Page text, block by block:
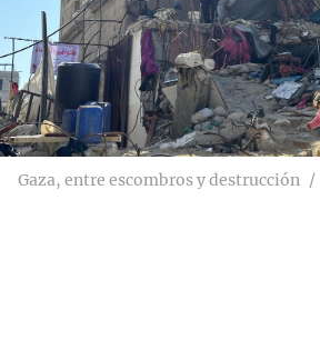
Gaza, entre escombros y destrucción